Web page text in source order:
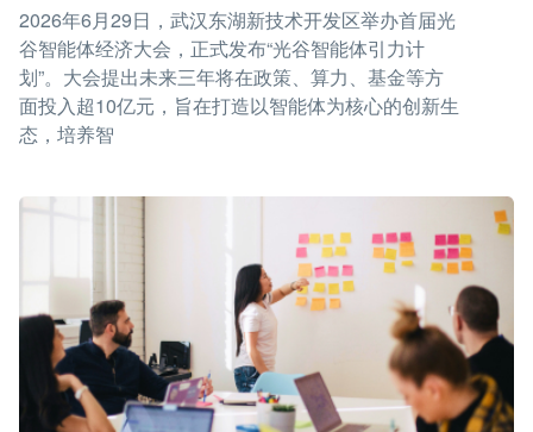
2026年6月29日，武汉东湖新技术开发区举办首届光
谷智能体经济大会，正式发布“光谷智能体引力计
划”。大会提出未来三年将在政策、算力、基金等方
面投入超10亿元，旨在打造以智能体为核心的创新生
态，培养智